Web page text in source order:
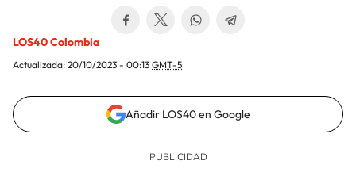
LOS40 Colombia
Actualizada: 20/10/2023 - 00:13 GMT-5
Añadir LOS40 en Google